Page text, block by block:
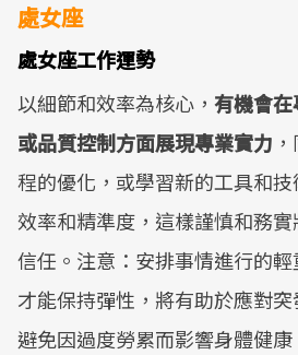
處女座
處女座工作運勢
以細節和效率為核心， 有機會
或品質控制方面展現專業實力
程的優化，或學習新的工具和
效率和精準度，這樣謹慎和務
信任。注意：安排事情進行的輕
才能保持彈性，將有助於應對
避免因過度勞累而影響身體健康